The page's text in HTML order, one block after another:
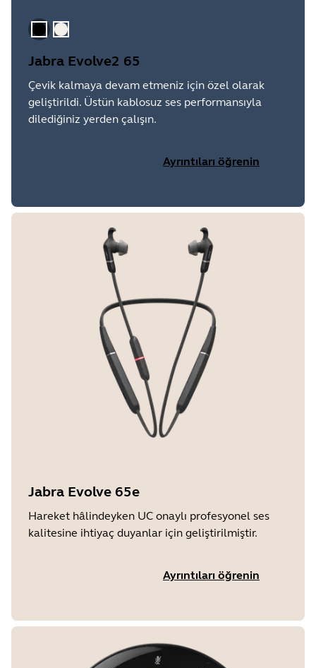
SiyahAltın Bej
Jabra Evolve2 65
Çevik kalmaya devam etmeniz için özel olarak
geliştirildi. Üstün kablosuz ses performansıyla
dilediğiniz yerden çalışın.
Ayrıntıları öğrenin
Jabra Evolve 65e
Hareket hâlindeyken UC onaylı profesyonel ses
kalitesine ihtiyaç duyanlar için geliştirilmiştir.
Ayrıntıları öğrenin